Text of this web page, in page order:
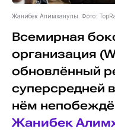
Жанибек Алимханулы. Фото:
Всемирная
организация
обновлённый
суперсредней
нём
Жанибек